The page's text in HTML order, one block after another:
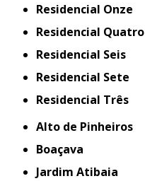
Residencial Onze
Residencial Quatro
Residencial Seis
Residencial Sete
Residencial Três
Alto de Pinheiros
Boaçava
Jardim Atibaia